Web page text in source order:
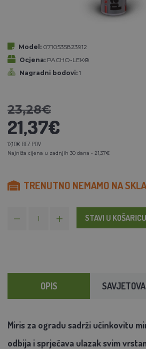
Model: 0710535823912
Ocjena: PACHO-LEK®
Nagradni bodovi: 1
23,28€
21,37€
17,10€ BEZ PDV
Najniža cijena u zadnjih 30 dana - 21,37€
TRENUTNO NEMAMO NA
STAVI U KOŠARICU
OPIS
Miris za ogradu sadrži učinkovitu
odbija i sprječava ulazak svim